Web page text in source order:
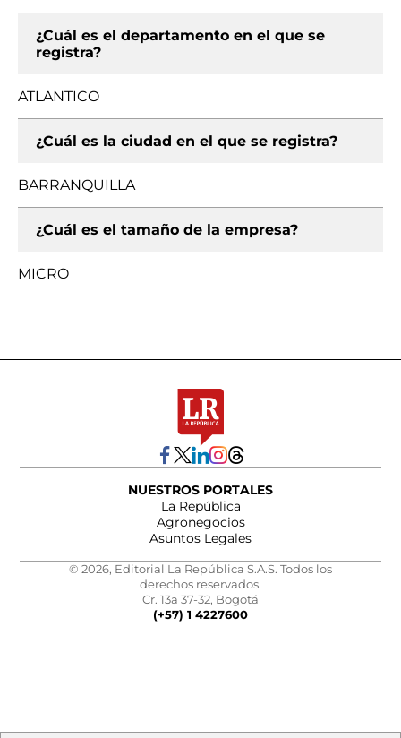
¿Cuál es el departamento en el que se
registra?
ATLANTICO
¿Cuál es la ciudad en el que se registra?
BARRANQUILLA
¿Cuál es el tamaño de la empresa?
MICRO
NUESTROS PORTALES
La República
Agronegocios
Asuntos Legales
© 2026, Editorial La República S.A.S. Todos los
derechos reservados.
Cr. 13a 37-32, Bogotá
(+57) 1 4227600